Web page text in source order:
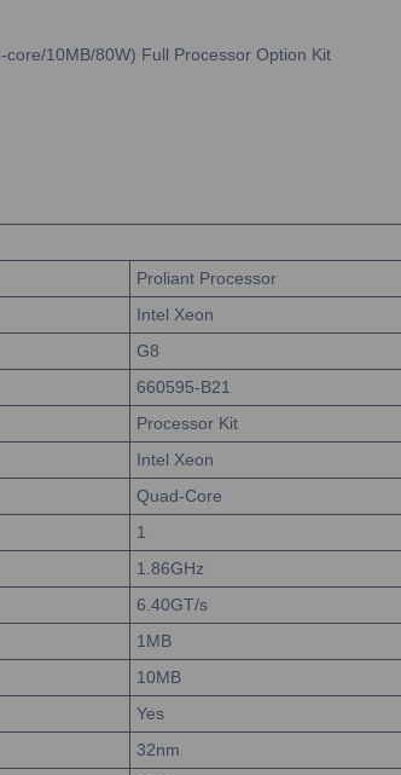
10MB/80W) Full Processor Option Kit
Proliant Processor
Intel Xeon
G8
660595-B21
Processor Kit
Intel Xeon
Quad-Core
1
1.86GHz
6.40GT/s
1MB
10MB
Yes
32nm